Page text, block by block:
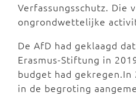
Verfassungsschutz. Die
ongrondwettelijke
De AfD had geklaagd
Erasmus-Stiftung in
budget had gekregen.In
in de begroting